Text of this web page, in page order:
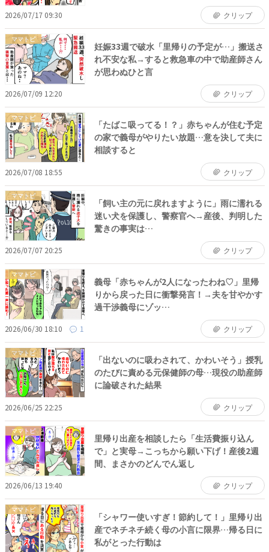
2026/07/17 09:30 クリップ
ママトピ
妊娠33週で破水「里帰りの予定が…」搬送さ
れ不安な私→すると救急車の中で助産師さん
が思わぬひと言
2026/07/09 12:20 クリップ
ママトピ
「たばこ吸ってる！？」赤ちゃんが住む予定
の家で義母がやりたい放題…意を決して夫に
相談すると
2026/07/08 18:55 クリップ
ママトピ
「飼い主の元に戻れますように」雨に濡れる
迷い犬を保護し、警察官へ→産後、判明した
驚きの事実は…
2026/07/07 20:25 クリップ
ママトピ
義母「赤ちゃんが2人になったわね♡」里帰
りから戻った日に衝撃発言！→夫を甘やかす
過干渉義母にゾッ…
2026/06/30 18:10 1 クリップ
ママトピ
「出ないのに吸わされて、かわいそう」授乳
のたびに責める元保健師の母…現役の助産師
に論破された結果
2026/06/25 22:25 クリップ
ママトピ
里帰り出産を相談したら「生活費振り込ん
で」と実母→こっちから願い下げ！産後2週
間、まさかのどんでん返し
2026/06/13 19:40 クリップ
ママトピ
「シャワー使いすぎ！節約して！」里帰り出
産でネチネチ続く母の小言に限界…帰る日に
私がとった行動は